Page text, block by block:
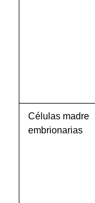
Células madre
embrionarias